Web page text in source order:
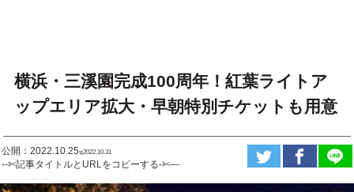
横浜・三溪園完成100周年！紅葉ライトア
ップエリア拡大・早朝特別チケットも用意
公開：2022.10.25ಇ2022.10.31
--✄記事タイトルとURLをコピーする-✄—